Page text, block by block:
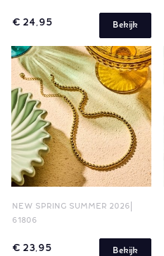
€ 24,95 Bekijk
NEW SPRING SUMMER 2026
61806
€ 23,95 Bekijk